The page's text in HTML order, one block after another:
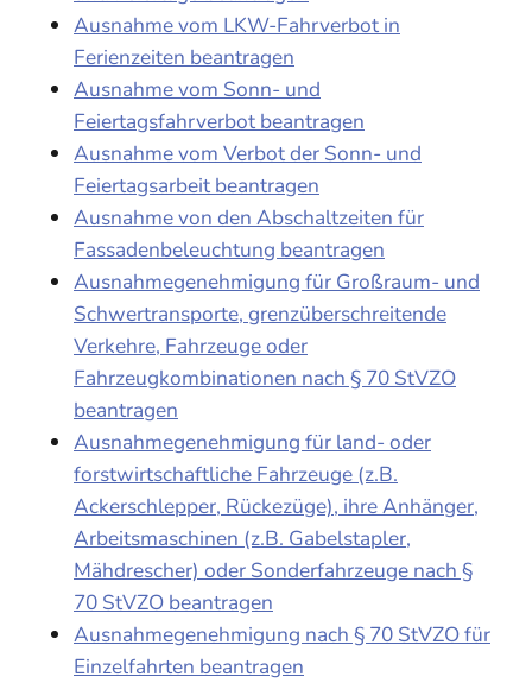
Ausnahme vom LKW-Fahrverbot in
Ferienzeiten beantragen
Ausnahme vom Sonn- und
Feiertagsfahrverbot beantragen
Ausnahme vom Verbot der Sonn- und
Feiertagsarbeit beantragen
Ausnahme von den Abschaltzeiten für
Fassadenbeleuchtung beantragen
Ausnahmegenehmigung für Großraum- und
Schwertransporte, grenzüberschreitende
Verkehre, Fahrzeuge oder
Fahrzeugkombinationen nach § 70 StVZO
beantragen
Ausnahmegenehmigung für land- oder
forstwirtschaftliche Fahrzeuge (z.B.
Ackerschlepper, Rückezüge), ihre Anhänger,
Arbeitsmaschinen (z.B. Gabelstapler,
Mähdrescher) oder Sonderfahrzeuge nach §
70 StVZO beantragen
Ausnahmegenehmigung nach § 70 StVZO für
Einzelfahrten beantragen